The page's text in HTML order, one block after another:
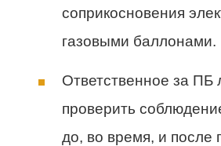
соприкосновения
газовыми баллонами.
Ответственное за ПБ
проверить
до, во время, и после